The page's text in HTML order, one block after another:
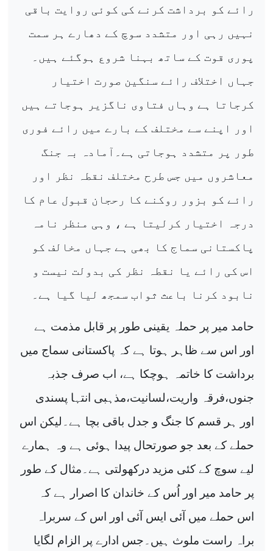
رائے کو برداشت کرنے کی کوئی روایت باقی
نہیں رہی اور متشدد سوچ کے دھارے ہر سمت
پوری قوت کے ساتھ بہنا شروع ہوگئے ہیں۔
جہاں اختلاف رائے سنگین صورت اختیار
کرجاتا ہے وہاں فتاوی ناگزیر ہوجاتے ہیں
اور اپنے سے مختلف کے بارے میں رائے فوری
طور پر متشدد ہوجاتی ہے۔آمادہ بہ جنگ
معاشروں میں جس طرح مختلف نقطہ نظر اور
رائے کو بزور روکنے کا رحجان قبول عام کا
درجہ اختیار کرلیتا ہے ، وہی منظر نامہ
پاکستانی سماج کا بھی ہے جہاں مخالف کو
اس کی رائے یا نقطہ نظر کی بدولت نیست و
نابود کرنا باعث ثواب سمجھ لیا گیا ہے۔
حامد میر پر حملہ یقینی طور پر قابل مذمت ہے
اور اس سے ظاہر ہوتا ہے کہ پاکستانی سماج میں
برداشت کا خاتمہ ہوچکا ہے، اب صرف جذبہ
جنوں،فرقہ واریت،لسانیت،مذہبی انتہا پسندی
اور ہر قسم کا جنگ و جدل باقی بچا ہے۔لیکن اس
حملے کے بعد جو صورتحال پیدا ہوئی ہے وہ ہمارے
لیے سوچ کے کئی مزید درکھولتی ہے۔مثال کے طور
پر حامد میر اور اُس کے خاندان کا اصرار ہے کہ
اس حملے میں آئی ایس آئی اور اس کے سربراہ
براہ راست ملوث ہیں۔جس ادارے پر الزام لگایا